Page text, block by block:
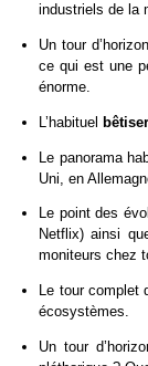
industriels de la
Un tour
ce qui est une
énorme.
L’habituel
Le panorama
Uni, en
Le point des
Netflix) ainsi
moniteurs chez
Le tour complet
écosystèmes.
Un tour